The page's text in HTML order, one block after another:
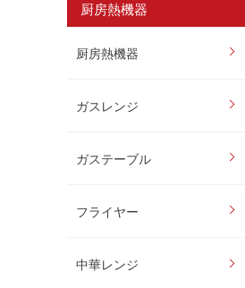
厨房熱機器
厨房熱機器
ガスレンジ
ガステーブル
フライヤー
中華レンジ